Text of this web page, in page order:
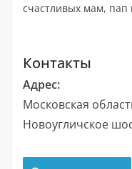
счастливых мам, пап
Контакты
Адрес:
Московская
Новоугличское